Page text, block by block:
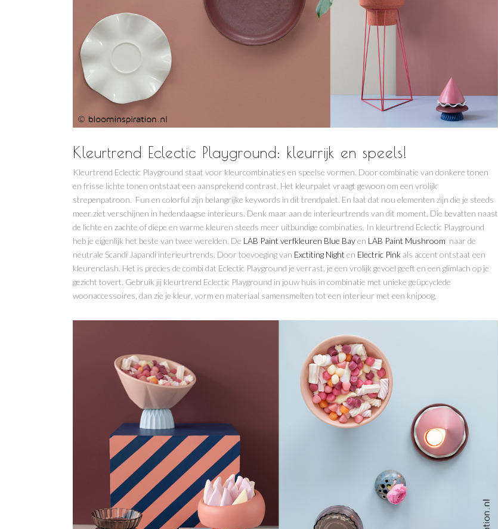
Kleurtrend Eclectic Playground: kleurrijk en speels!
Kleurtrend Eclectic Playground staat voor kleurcombinaties en speelse vormen. Door combinatie van donkere tonen
en frisse lichte tonen ontstaat een aansprekend contrast. Het kleurpalet vraagt gewoon om een vrolijk
strepenpatroon. Fun en colorful zijn belangrijke keywords in dit trendpalet. En laat dat nou elementen zijn die je steeds
meer ziet verschijnen in hedendaagse interieurs. Denk maar aan de interieurtrends van dit moment. Die bevatten naast
de lichte en zachte of diepe en warme kleuren steeds meer uitbundige combinaties. In kleurtrend Eclectic Playground
heb je eigenlijk het beste van twee werelden. De LAB Paint verfkleuren Blue Bayen LAB Paint Mushroom naar de
neutrale Scandi Japandi interieurtrends. Door toevoeging van Exctiting Night en Electric Pink als accent ontstaat een
kleurenclash. Het is precies de combi dat Eclectic Playground je verrast, je een vrolijk gevoel geeft en een glimlach op je
gezicht tovert. Gebruik jij kleurtrend Eclectic Playground in jouw huis in combinatie met unieke geüpcyclede
woonaccessoires, dan zie je kleur, vorm en materiaal samensmelten tot een interieur met een knipoog.